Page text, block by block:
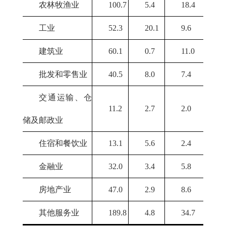
农林牧渔业 100.7 5.4 18.4
工业 52.3 20.1 9.6
建筑业 60.1 0.7 11.0
批发和零售业 40.5 8.0 7.4
交通运输、仓
储及邮政业
11.2 2.7 2.0
住宿和餐饮业 13.1 5.6 2.4
金融业 32.0 3.4 5.8
房地产业 47.0 2.9 8.6
其他服务业 189.8 4.8 34.7